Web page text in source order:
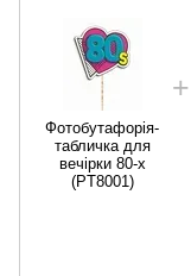
Фотобутафорія-
табличка для
вечірки 80-х
(PT8001)